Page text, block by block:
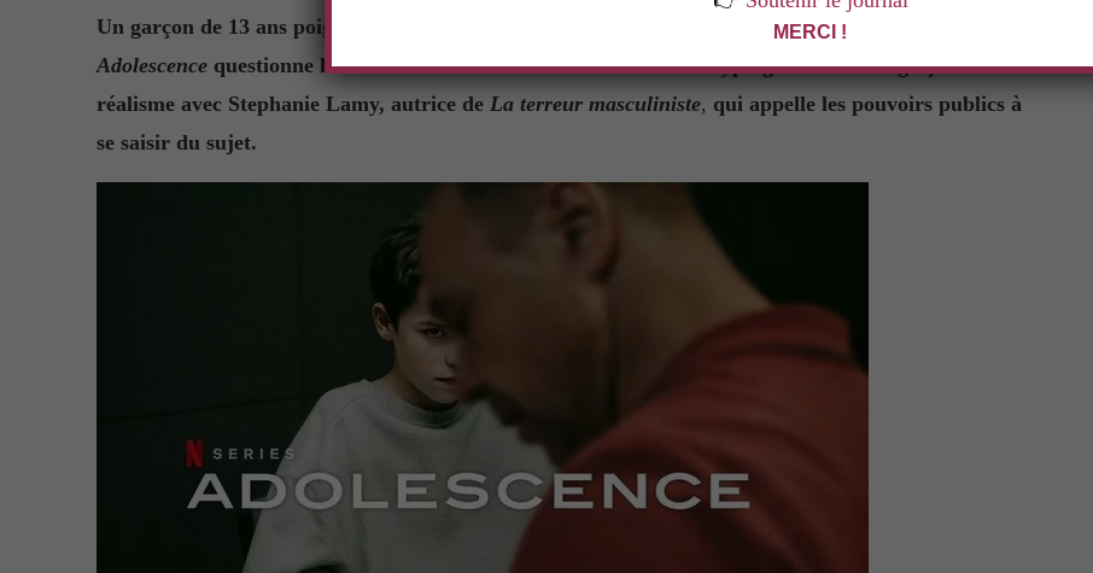
Un garçon de 13 ans poignarde à mort une de ses camarades. L’intrigue de la série britannique
Adolescencequestionne la montée des violences masculinistes. Décryptage d’une série glaçante de
réalisme avec Stephanie Lamy, autrice de La terreur masculiniste, qui appelle les pouvoirs publics à
se saisir du sujet.
MERCI !